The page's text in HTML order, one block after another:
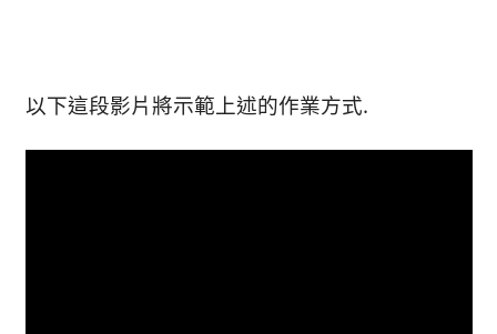
以下這段影片將示範上述的作業方式.